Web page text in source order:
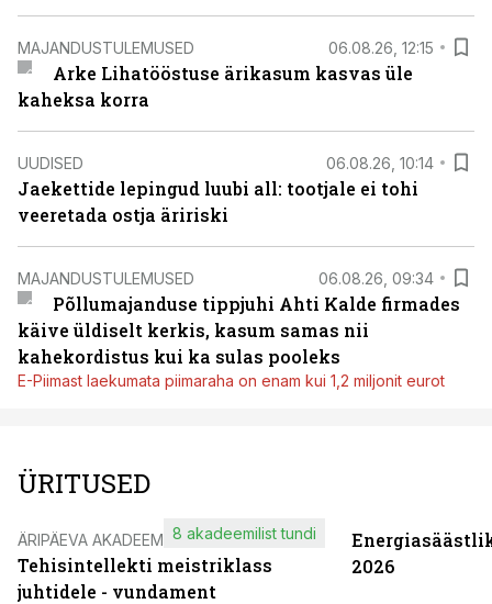
MAJANDUSTULEMUSED 06.08.26, 12:15
Arke Lihatööstuse ärikasum kasvas üle
kaheksa korra
UUDISED 06.08.26, 10:14
Jaekettide lepingud luubi all: tootjale ei tohi
veeretada ostja äririski
MAJANDUSTULEMUSED 06.08.26, 09:34
Põllumajanduse tippjuhi Ahti Kalde firmades
käive üldiselt kerkis, kasum samas nii
kahekordistus kui ka sulas pooleks
E-Piimast laekumata piimaraha on enam kui 1,2 miljonit eurot
ÜRITUSED
ÄRIPÄEVA AKADEEMIA
Tehisintellekti meistriklass
juhtidele - vundament
8 akadeemilist tundi
2026